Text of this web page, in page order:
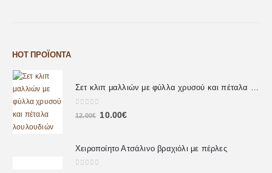
HOT ΠΡΟΪΌΝΤΑ
Σετ κλιπ μαλλιών με φύλλα χρυσού και πέταλα λουλουδιών
out of 5
12.00€ 10.00€
Χειροποίητο Ατσάλινο βραχιόλι με πέρλες